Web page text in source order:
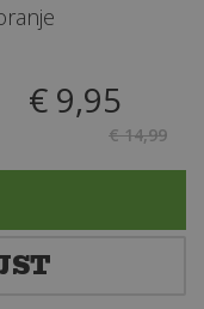
€ 14,99
€ 9,95